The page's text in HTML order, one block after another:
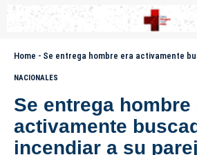
Home - Se entrega hombre era activamente buscado por
NACIONALES
Se entrega hombre
activamente
incendiar a su